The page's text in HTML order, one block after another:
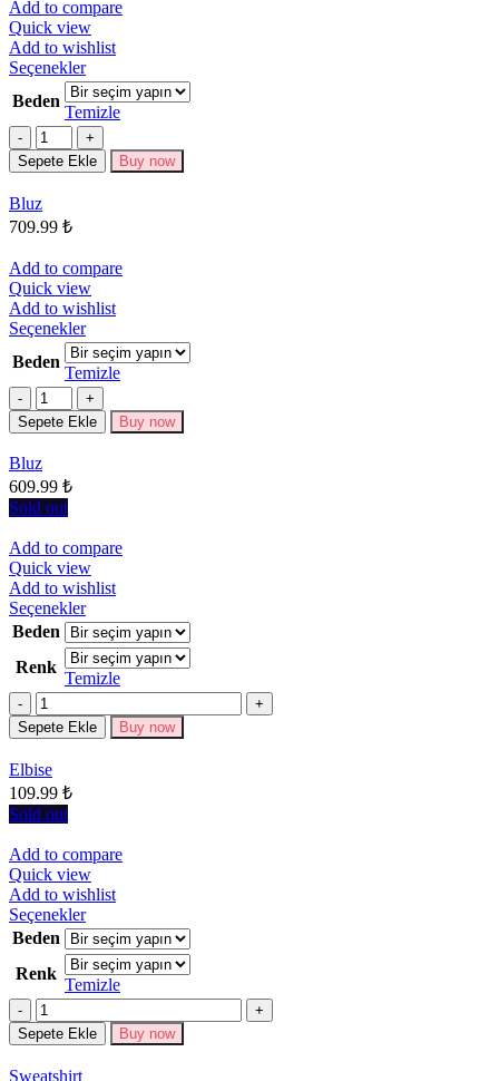
Add to compare
Quick view
Add to wishlist
SeçeneklerBu
ürünün
birden
fazla
varyasyonu
var.
Beden
Temizle
Miktar
Sepete Ekle Buy now
Bluz
709.99 ₺
Add to compare
Quick view
Add to wishlist
SeçeneklerBu
ürünün
birden
fazla
varyasyonu
var.
Beden
Temizle
Miktar
Sepete Ekle Buy now
Bluz
609.99 ₺
Sold out
Add to compare
Quick view
Add to wishlist
SeçeneklerBu
ürünün
birden
fazla
varyasyonu
Seçenekler
Beden
Renk
Temizle
Miktar
Sepete Ekle Buy now
Elbise
109.99 ₺
Sold out
Add to compare
Quick view
Add to wishlist
SeçeneklerBu
ürünün
birden
fazla
varyasyonu
Seçenekler
Beden
Renk
Temizle
Miktar
Sepete Ekle Buy now
Sweatshirt